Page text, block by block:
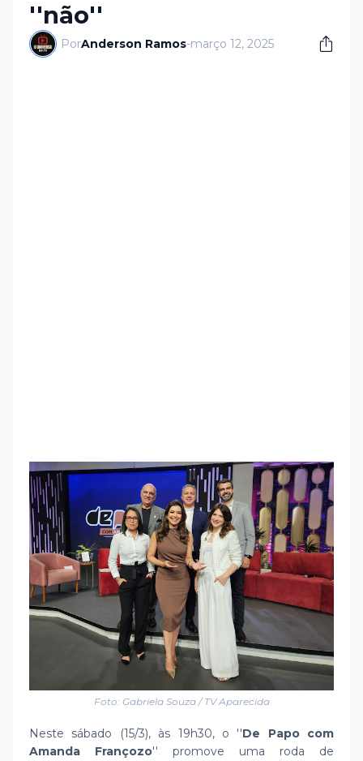
''não''
PorAnderson Ramos-março 12, 2025
Foto: Gabriela Souza / TV Aparecida
Neste sábado (15/3), às 19h30, o ''De Papo com
Amanda Françozo'' promove uma roda de